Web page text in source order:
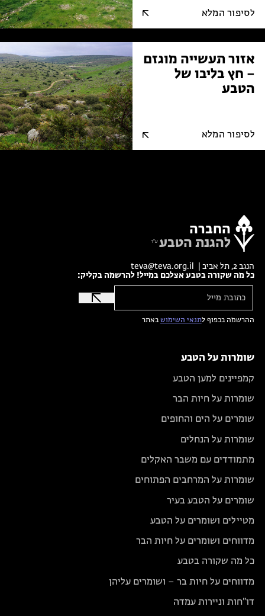
לסיפור המלא
אזור תעשייה מוגזם
– חץ בליבו של
הטבע
לסיפור המלא
החברה
להגנת הטבע
הנגב 2, תל אביב |
teva@teva.org.il
כל מה שקורה בטבע אצלכם במייל! להרשמה בקליק:
ההרשמה בכפוף לתנאי השימושבאתר
שומרות על הטבע
קמפיינים למען הטבע
שומרות על חיות הבר
שומרים על הים והחופים
שומרות על הנחלים
מתמודדים עם משבר האקלים
שומרות על המרחבים הפתוחים
שומרים על הטבע בעיר
מטיילים ושומרים על הטבע
מדווחים ושומרים על חיות הבר
כל מה שקורה בטבע
מדווחים על חיות בר – ושומרים עליהן
דו״חות וניירות עמדה